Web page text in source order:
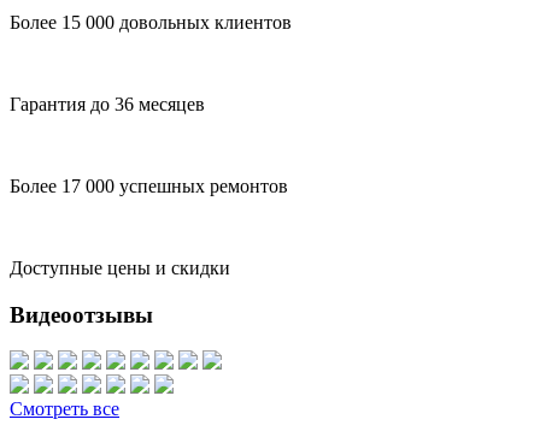
Более 15 000 довольных клиентов
Гарантия до 36 месяцев
Более 17 000 успешных ремонтов
Доступные цены и скидки
Видеоотзывы
Смотреть все